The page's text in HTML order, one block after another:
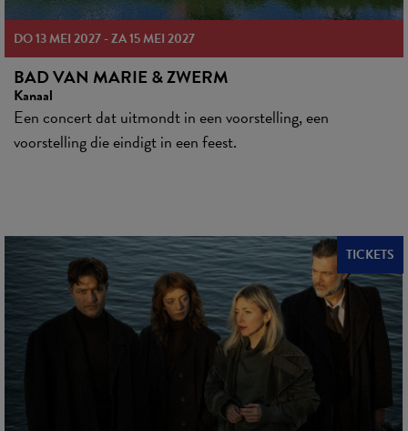
DO 13 MEI 2027 - ZA 15 MEI 2027
BAD VAN MARIE & ZWERM
Kanaal
Een concert dat uitmondt in een voorstelling, een
voorstelling die eindigt in een feest.
TICKETS